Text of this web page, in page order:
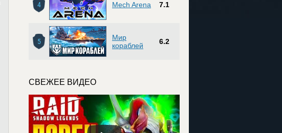
4 Mech Arena 7.1
5
Мир
кораблей
6.2
СВЕЖЕЕ ВИДЕО